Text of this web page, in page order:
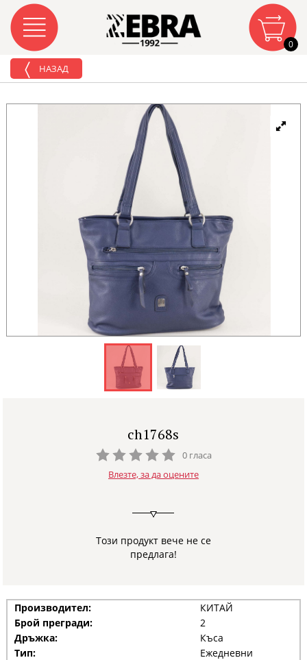
0
НАЗАД
ch1768s
0 гласа
Влезте, за да оцените
Този продукт вече не се
предлага!
Производител:
КИТАЙ
Брой прегради:
2
Дръжка:
Къса
Тип:
Ежедневни